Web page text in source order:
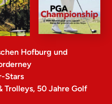
Hofburg und
Stars
Trolleys, 50 Jahre Golf